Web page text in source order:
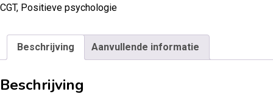
CGT, Positieve psychologie
Beschrijving Aanvullende informatie
Beschrijving